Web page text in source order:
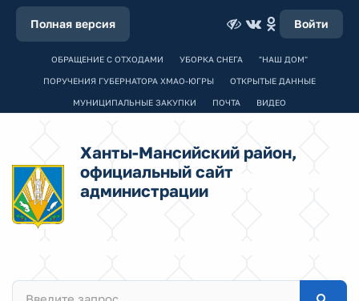
Полная версия Войти
ОБРАЩЕНИЕ С ОТХОДАМИ УБОРКА СНЕГА "НАШ ДОМ"
ПОРУЧЕНИЯ ГУБЕРНАТОРА ХМАО-ЮГРЫ ОТКРЫТЫЕ ДАННЫЕ
МУНИЦИПАЛЬНЫЕ ЗАКУПКИ ПОЧТА ВИДЕО
Ханты-Мансийский район,
официальный сайт
администрации